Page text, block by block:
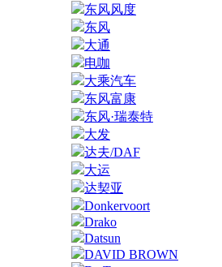
东风风度
东风
大通
电咖
大乘汽车
东风富康
东风·瑞泰特
大发
达夫/DAF
大运
达契亚
Donkervoort
Drako
Datsun
DAVID BROWN